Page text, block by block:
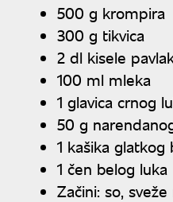
500 g krompira
300 g tikvica
2 dl kisele
100 ml mleka
1 glavica crnog
50 g
1 kašika glatkog
1 čen belog luka
Začini: so,